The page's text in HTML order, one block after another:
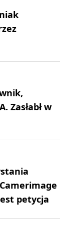
Zasłabł w
petycja